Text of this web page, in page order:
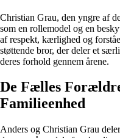
Christian Grau, den yngre af
som en rollemodel og en
af respekt, kærlighed og
støttende bror, der deler et
deres forhold gennem årene.
De Fælles
Familieenhed
Anders og Christian Grau